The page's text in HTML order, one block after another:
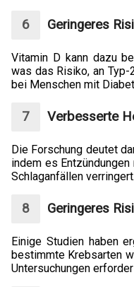
Geringeres
Vitamin D kann dazu
was das Risiko, an Typ-
bei Menschen mit
Verbesserte
Die Forschung deutet
indem es
Schlaganfällen verringert.
Geringeres
Einige Studien haben
bestimmte Krebsarten
Untersuchungen